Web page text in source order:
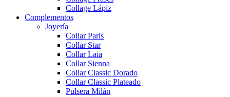
Collage Lápiz
Complementos
Joyería
Collar Paris
Collar Star
Collar Laia
Collar Sienna
Collar Classic Dorado
Collar Classic Plateado
Pulsera Milán